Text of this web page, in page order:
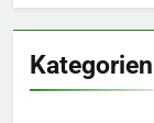
Kategorien